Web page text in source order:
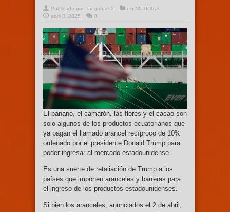
Publicado por: diegoharo2 en NOTICIAS
abril 8, 2025
0
El banano, el camarón, las flores y el cacao son
solo algunos de los productos ecuatorianos que
ya pagan el llamado arancel recíproco de 10%
ordenado por el presidente Donald Trump para
poder ingresar al mercado estadounidense.
Es una suerte de retaliación de Trump a los
países que imponen aranceles y barreras para
el ingreso de los productos estadounidenses.
Si bien los aranceles, anunciados el 2 de abril,